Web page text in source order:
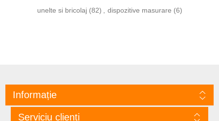
unelte si bricolaj (82) , dispozitive masurare (6)
Informație
Serviciu clienți